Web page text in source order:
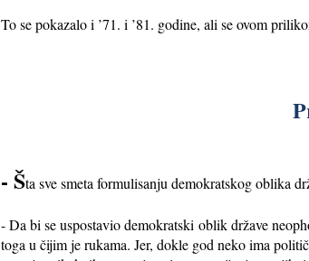
To se pokazalo i ’71. i ’81. godine, ali se ovom
- Šta sve smeta formulisanju demokratskog oblika
- Da bi se uspostavio demokratski oblik države
toga u čijim je rukama. Jer, dokle god neko ima